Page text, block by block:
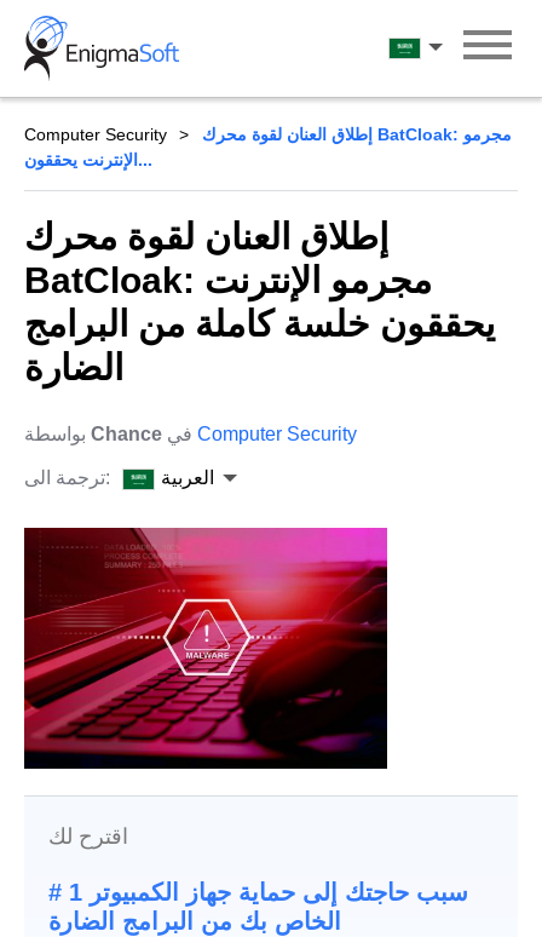
Skip
content
العربية
Computer Security
إطلاق العنان لقوة محرك BatCloak: مجرمو
الإنترنت يحققون...
إطلاق العنان لقوة محرك
BatCloak: مجرمو الإنترنت
يحققون خلسة كاملة من البرامج
الضارة
Chance Computer Security
ترجمة الى: العربية
اقترح لك
# 1 سبب حاجتك إلى حماية جهاز الكمبيوتر
الخاص بك من البرامج الضارة